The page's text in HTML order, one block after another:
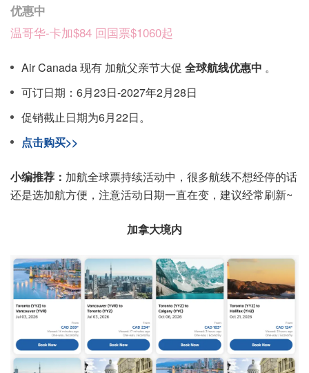
优惠中
温哥华-卡加$84 回国票$1060起
Air Canada 现有 加航父亲节大促 全球航线优惠中 。
可订日期：6月23日-2027年2月28日
促销截止日期为6月22日。
点击购买>>
小编推荐： 加航全球票持续活动中，很多航线不想经停的话
还是选加航方便，注意活动日期一直在变，建议经常刷新~
加拿大境内